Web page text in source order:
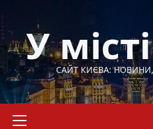
до
вмістуУ САЙТ КИЄВА:
меню